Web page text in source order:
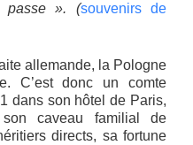
passe ». (souvenirs de
allemande, la Pologne
C’est donc un comte
dans son hôtel de Paris,
caveau familial de
directs, sa fortune